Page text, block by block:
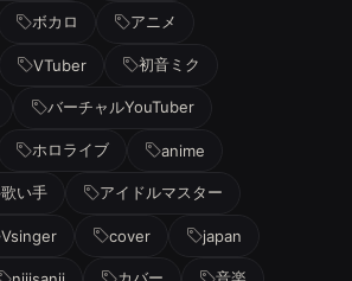
ボカロ アニメ
VTuber 初音ミク
バーチャルYouTuber
ホロライブ anime
歌い手 アイドルマスター
Vsinger cover japan